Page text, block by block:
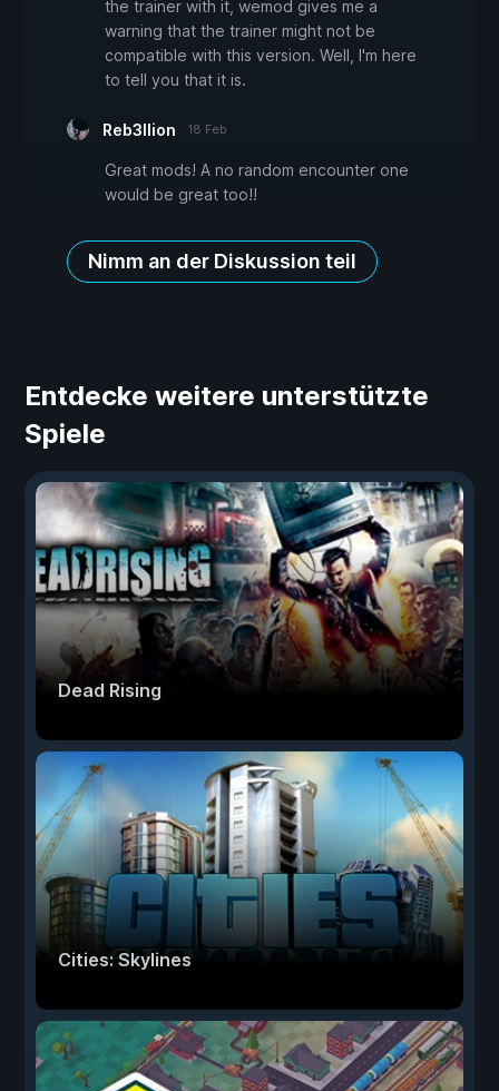
the trainer with it, wemod gives me a
warning that the trainer might not be
compatible with this version. Well, I'm here
to tell you that it is.
Reb3llion 18 Feb
Great mods! A no random encounter one
would be great too!!
Nimm an der Diskussion teil
Entdecke weitere unterstützte
Spiele
Dead Rising
Cities: Skylines